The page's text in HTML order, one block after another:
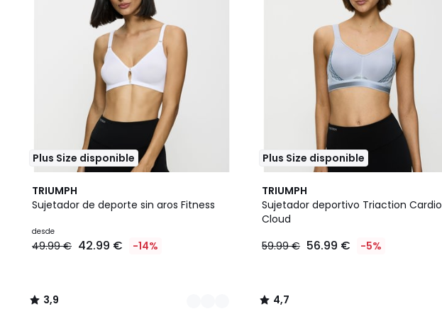
Plus Size disponible
TRIUMPH
Sujetador de deporte sin aros Fitness
desde
49.99 € 42.99 € -14%
3,9
/ 5
2
Colores
3,9
/
Plus Size disponible
TRIUMPH
Sujetador deportivo Triaction Cardio
Cloud
59.99 € 56.99 € -5%
4,7
/ 5
4,7
/